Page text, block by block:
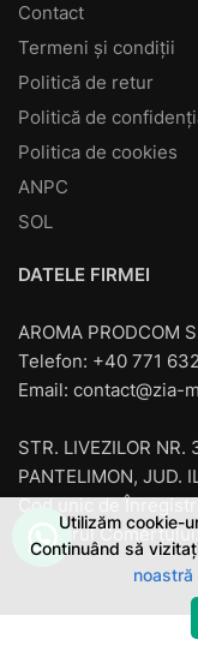
Contact
Termeni și condiții
Politică de retur
Politică de
Politica de cookies
ANPC
SOL
DATELE FIRMEI
AROMA PRODCOM
Telefon: +40 771
Email: contact@zia-
STR. LIVEZILOR
PANTELIMON, JUD.
Cod unic de
Registrul
Utilizăm cookie-
Continuând să
noastră